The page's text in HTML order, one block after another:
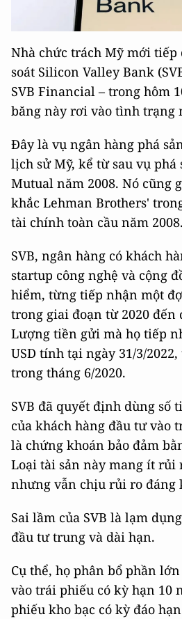
Nhà chức trách Mỹ mới
soát Silicon Valley Bank
SVB Financial – trong hôm
băng này rơi vào tình trạng
Đây là vụ ngân hàng phá
lịch sử Mỹ, kể từ sau vụ phá
Mutual năm 2008. Nó cũng
khắc Lehman Brothers'
tài chính toàn cầu năm 2008.
SVB, ngân hàng có khách
startup công nghệ và cộng
hiểm, từng tiếp nhận một
trong giai đoạn từ 2020 đến
Lượng tiền gửi mà họ tiếp
USD tính tại ngày 31/3/
trong tháng 6/2020.
SVB đã quyết định dùng số
của khách hàng đầu tư vào
là chứng khoán bảo đảm
Loại tài sản này mang ít rủi
nhưng vẫn chịu rủi ro đáng
Sai lầm của SVB là lạm
đầu tư trung và dài hạn.
Cụ thể, họ phân bổ phần
vào trái phiếu có kỳ hạn 10
phiếu kho bạc có kỳ đáo